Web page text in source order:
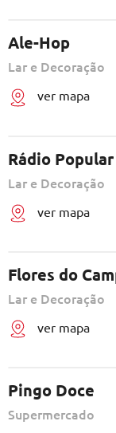
Ale-Hop
Lar e Decoração
ver mapa
Rádio Popular
Lar e Decoração
ver mapa
Flores do
Lar e Decoração
ver mapa
Pingo Doce
Supermercado